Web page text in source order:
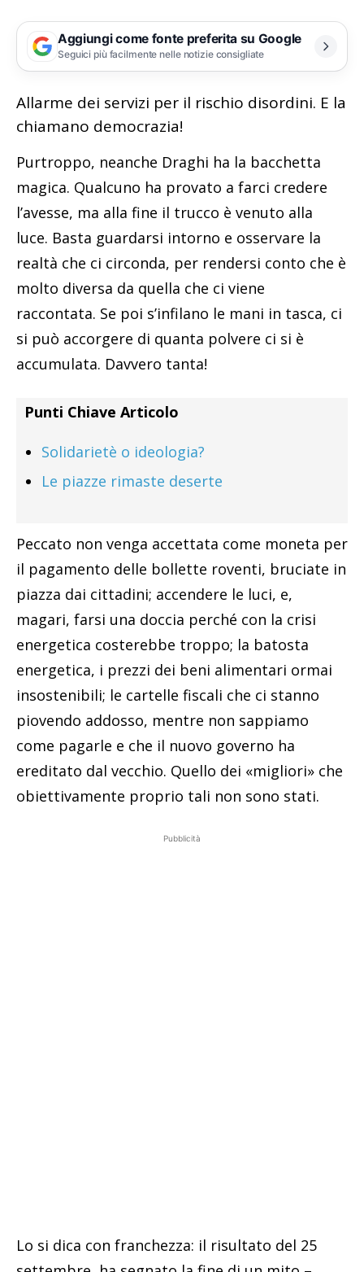
Aggiungi come fonte preferita su Google
Seguici più facilmente nelle notizie consigliate
Allarme dei servizi per il rischio disordini. E la
chiamano democrazia!
Purtroppo, neanche Draghi ha la bacchetta
magica. Qualcuno ha provato a farci credere
l’avesse, ma alla fine il trucco è venuto alla
luce. Basta guardarsi intorno e osservare la
realtà che ci circonda, per rendersi conto che è
molto diversa da quella che ci viene
raccontata. Se poi s’infilano le mani in tasca, ci
si può accorgere di quanta polvere ci si è
accumulata. Davvero tanta!
Punti Chiave Articolo
Solidarietè o ideologia?
Le piazze rimaste deserte
Peccato non venga accettata come moneta per
il pagamento delle bollette roventi, bruciate in
piazza dai cittadini; accendere le luci, e,
magari, farsi una doccia perché con la crisi
energetica costerebbe troppo; la batosta
energetica, i prezzi dei beni alimentari ormai
insostenibili; le cartelle fiscali che ci stanno
piovendo addosso, mentre non sappiamo
come pagarle e che il nuovo governo ha
ereditato dal vecchio. Quello dei «migliori» che
obiettivamente proprio tali non sono stati.
Pubblicità
Lo si dica con franchezza: il risultato del 25